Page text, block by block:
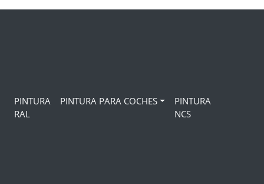
PINTURA
RAL
PINTURA PARA COCHES
PINTURA
NCS